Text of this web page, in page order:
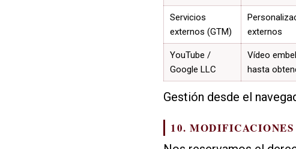
Servicios
externos (GTM)
externos
YouTube /
Google LLC
Vídeo
hasta
Gestión desde el
10.